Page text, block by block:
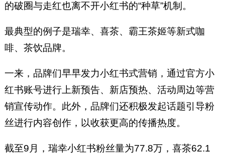
的破圈与走红也离不开小红书的“种草”机制。
最典型的例子是瑞幸、喜茶、霸王茶姬等新式咖
啡、茶饮品牌。
一来，品牌们早早发力小红书式营销，通过官方小
红书账号进行上新预告、新店预热、活动周边等营
销宣传动作。此外，品牌们还积极发起话题引导粉
丝进行内容创作，以收获更高的传播热度。
截至9月，瑞幸小红书粉丝量为77.8万，喜茶62.1